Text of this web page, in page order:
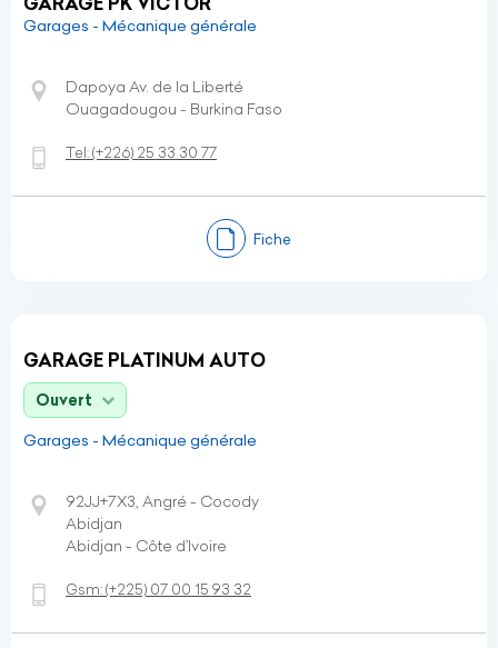
Garages - Mécanique générale
Dapoya Av. de la Liberté
Ouagadougou - Burkina Faso
Tel:(+226) 25 33 30 77
Fiche
GARAGE PLATINUM AUTO
Ouvert
Garages - Mécanique générale
92JJ+7X3, Angré - Cocody
Abidjan
Abidjan - Côte d’Ivoire
Gsm:(+225) 07 00 15 93 32